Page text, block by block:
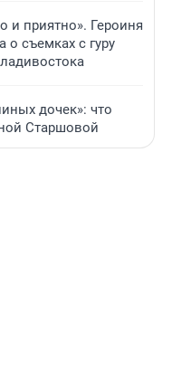
и приятно». Героиня
съемках с гуру
дочек»: что
Старшовой